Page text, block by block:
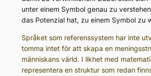
unter einem Symbol genau zu
das Potenzial hat, zu einem Symbol zu
Språket som referenssystem har inte
tomma intet för att skapa en
människans värld. I likhet med
representera en struktur som redan